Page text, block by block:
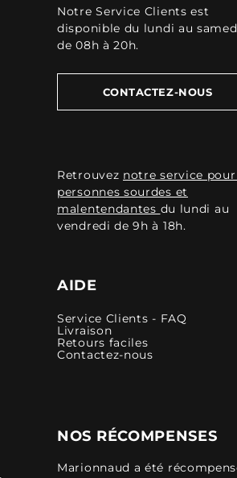
Notre Service Clients est
disponible du lundi au
de 08h à 20h.
CONTACTEZ-NOUS
Retrouvez notre service
personnes sourdes et
malentendantes du lundi au
vendredi de 9h à 18h.
AIDE
Service Clients - FAQ
Livraison
Retours faciles
Contactez-nous
NOS RÉCOMPENSES
Marionnaud a été